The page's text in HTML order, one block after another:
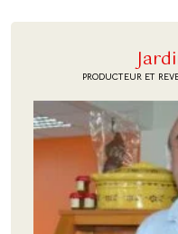
PRODUCTEUR ET